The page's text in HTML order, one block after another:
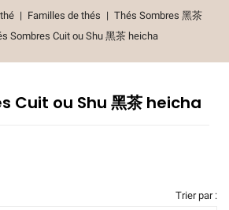
Familles de thés
Thés Sombres 黑茶
Sombres Cuit ou Shu 黑茶 heicha
Cuit ou Shu 黑茶 heicha
Trier par :